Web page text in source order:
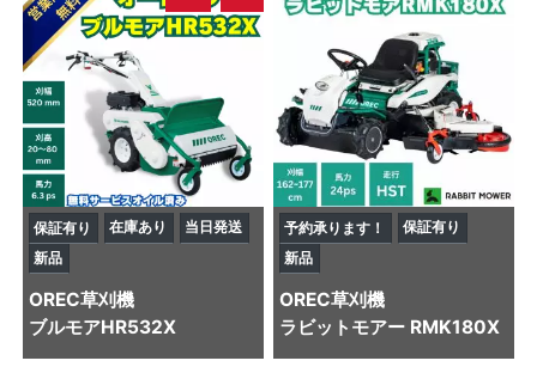
保証有り 在庫あり
当日発送
新品
OREC草刈機
ブルモアHR532X
予約承ります！
保証有り
新品
OREC草刈機
ラビットモアー RMK180X